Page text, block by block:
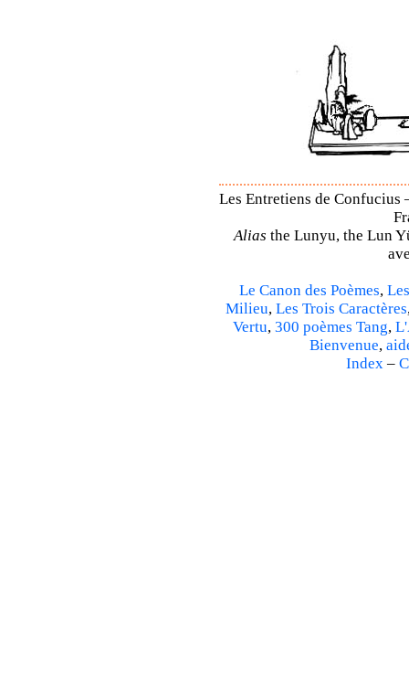
Les Entretiens de
Alias the Lunyu, the Lun
Le Canon des Poèmes,
Milieu, Les Trois Caractères
Vertu, 300 poèmes Tang,
Bienvenue,
Index –